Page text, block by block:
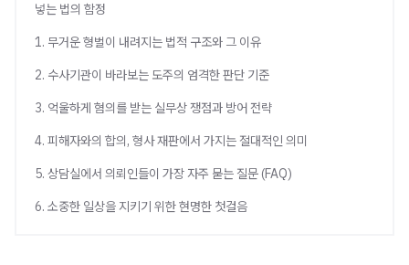
넣는 법의 함정
1. 무거운 형벌이 내려지는 법적 구조와 그 이유
2. 수사기관이 바라보는 도주의 엄격한 판단 기준
3. 억울하게 혐의를 받는 실무상 쟁점과 방어 전략
4. 피해자와의 합의, 형사 재판에서 가지는 절대적인 의미
5. 상담실에서 의뢰인들이 가장 자주 묻는 질문 (FAQ)
6. 소중한 일상을 지키기 위한 현명한 첫걸음